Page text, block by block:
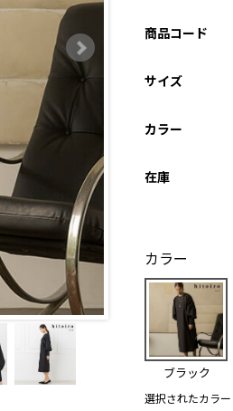
商品コード
サイズ
カラー
在庫
カラー
ブラック
選択されたカラ